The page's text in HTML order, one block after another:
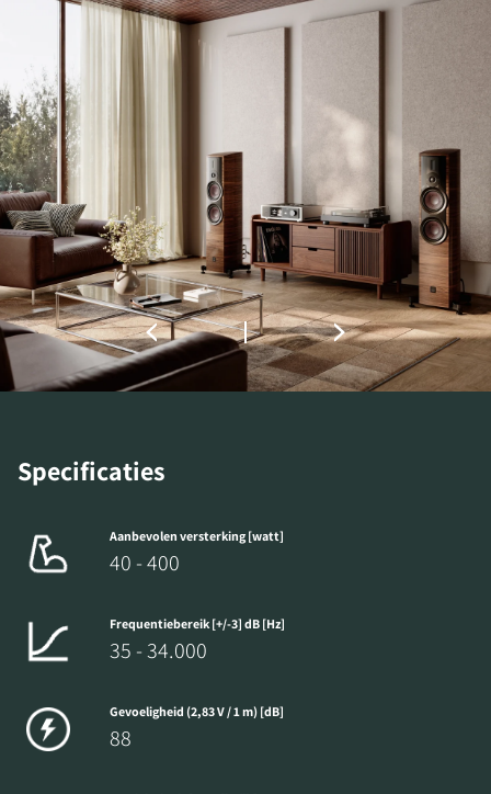
Specificaties
Aanbevolen versterking [watt]
40 - 400
Frequentiebereik [+/-3] dB [Hz]
35 - 34.000
Gevoeligheid (2,83 V / 1 m) [dB]
88
Vul het formulier in om toegang te krijgen tot
alle vergrendelde downloadbestanden op de